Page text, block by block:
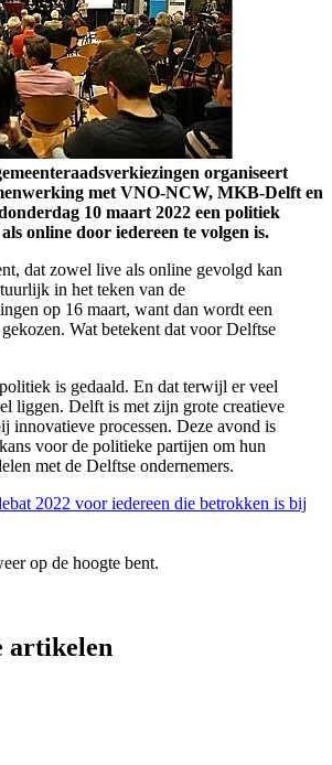
organiseert
met VNO-NCW, MKB-Delft en
10 maart 2022 een politiek
online door iedereen te volgen is.
dat zowel live als online gevolgd kan
in het teken van de
op 16 maart, want dan wordt een
Wat betekent dat voor Delftse
is gedaald. En dat terwijl er veel
liggen. Delft is met zijn grote creatieve
innovatieve processen. Deze avond is
voor de politieke partijen om hun
met de Delftse ondernemers.
2022 voor iedereen die betrokken is bij
op de hoogte bent.
artikelen